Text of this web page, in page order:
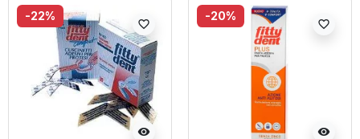
-22%
visibility
favorite_border
-20%
visibility
favorite_border